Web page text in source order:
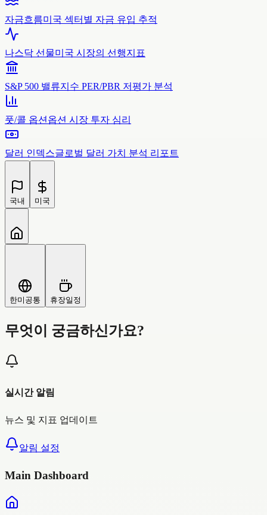
자금흐름미국 섹터별 자금 유입 추적
나스닥 선물미국 시장의 선행지표
S&P 500 밸류지수 PER/PBR 저평가 분석
풋/콜 옵션 옵션 시장 투자 심리
달러 인덱스글로벌 달러 가치 분석 리포트
국내 미국
한미공통 휴장일정
무엇이 궁금하신가요?
실시간 알림
뉴스 및 지표 업데이트
알림 설정
Main Dashboard